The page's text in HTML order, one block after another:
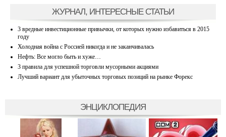
ЖУРНАЛ, ИНТЕРЕСНЫЕ СТАТЬИ
3 вредные инвестиционные привычки, от которых нужно избавиться в 2015
году
Холодная война с Россией никогда и не заканчивалась
Нефть: Все могло быть и хуже…
3 правила для успешной торговли мусорными акциями
Лучший вариант для убыточных торговых позиций на рынке Форекс
ЭНЦИКЛОПЕДИЯ